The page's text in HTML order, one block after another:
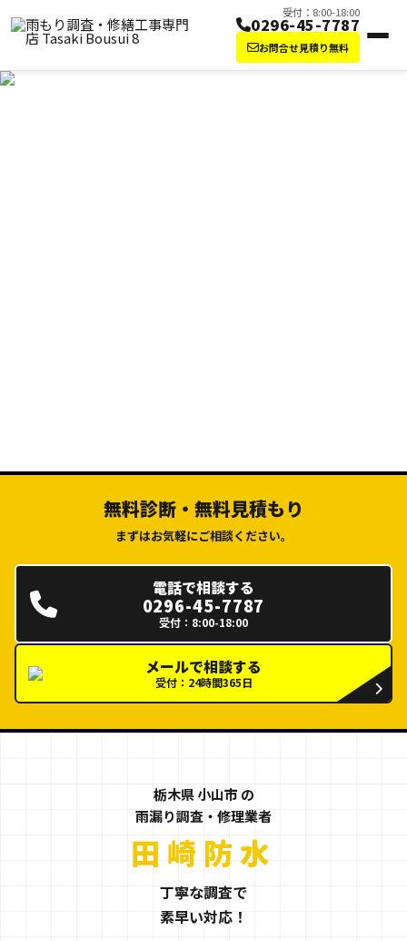
受付：8:00-18:00
0296-45-7787
お問合せ見積り無料
屋根修理・雨漏り修理なら田崎防水にお任
無料診断・無料見積もり
まずはお気軽にご相談ください。
電話で相談する
0296-45-7787
受付：8:00-18:00
メールで相談する
受付：24時間365日
栃木県 小山市 の
雨漏り調査・修理業者
栃木県小山市の
田崎防水
丁寧な調査で
素早い対応！